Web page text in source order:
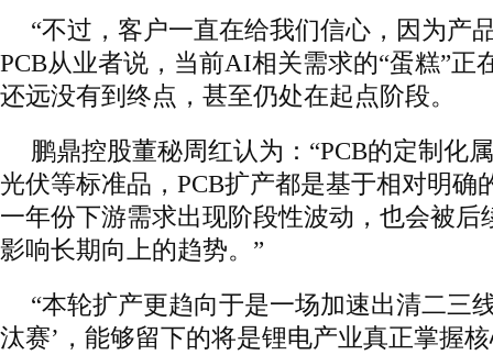
“不过，客户一直在给我们信心，因为产
PCB从业者说，当前AI相关需求的“蛋糕”正
还远没有到终点，甚至仍处在起点阶段。
鹏鼎控股董秘周红认为：“PCB的定制化
光伏等标准品，PCB扩产都是基于相对明确
一年份下游需求出现阶段性波动，也会被后
影响长期向上的趋势。”
“本轮扩产更趋向于是一场加速出清二三
汰赛’，能够留下的将是锂电产业真正掌握